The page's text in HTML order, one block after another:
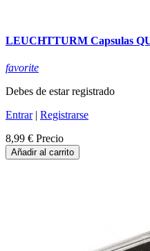
LEUCHTTURM Capsulas
favorite
Debes de estar registrado
Entrar| Registrarse
8,99 € Precio
Añadir al carrito